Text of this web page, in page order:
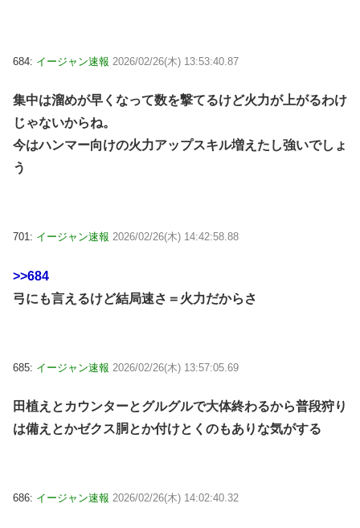
684: イージャン速報 2026/02/26(木) 13:53:40.87
集中は溜めが早くなって数を撃てるけど火力が上がるわけ
じゃないからね。
今はハンマー向けの火力アップスキル増えたし強いでしょ
う
701: イージャン速報 2026/02/26(木) 14:42:58.88
>>684
弓にも言えるけど結局速さ＝火力だからさ
685: イージャン速報 2026/02/26(木) 13:57:05.69
田植えとカウンターとグルグルで大体終わるから普段狩り
は備えとかゼクス胴とか付けとくのもありな気がする
686: イージャン速報 2026/02/26(木) 14:02:40.32